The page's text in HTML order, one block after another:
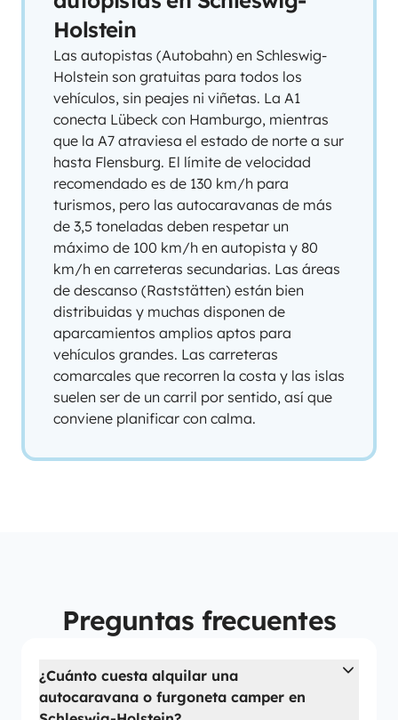
Holstein
Las autopistas (Autobahn) en Schleswig-
Holstein son gratuitas para todos los
vehículos, sin peajes ni viñetas. La A1
conecta Lübeck con Hamburgo, mientras
que la A7 atraviesa el estado de norte a sur
hasta Flensburg. El límite de velocidad
recomendado es de 130 km/h para
turismos, pero las autocaravanas de más
de 3,5 toneladas deben respetar un
máximo de 100 km/h en autopista y 80
km/h en carreteras secundarias. Las áreas
de descanso (Raststätten) están bien
distribuidas y muchas disponen de
aparcamientos amplios aptos para
vehículos grandes. Las carreteras
comarcales que recorren la costa y las islas
suelen ser de un carril por sentido, así que
conviene planificar con calma.
Preguntas frecuentes
¿Cuánto cuesta alquilar una
autocaravana o furgoneta camper en